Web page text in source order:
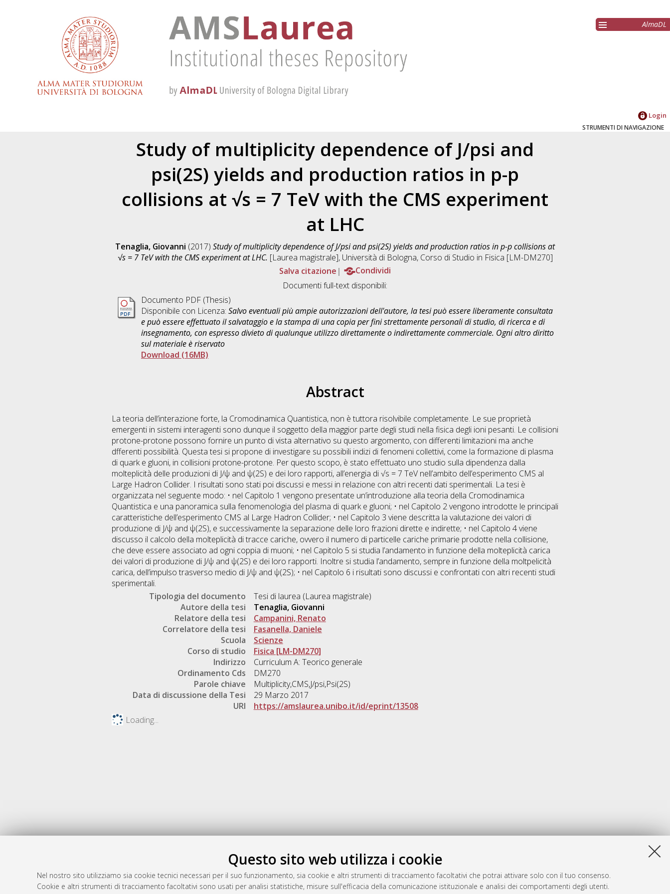
Questo sito web utilizza i cookie
Nel nostro sito utilizziamo sia cookie tecnici necessari per il suo funzionamento, sia cookie e altri strumenti di tracciamento facoltativi che potrai attivare solo con il tuo consenso.
Cookie e altri strumenti di tracciamento facoltativi sono usati per analisi statistiche, misure sull'efficacia della comunicazione istituzionale e analisi dei comportamenti degli utenti.
AlmaDL
Login
STRUMENTI DI NAVIGAZIONE
Study of multiplicity dependence of J/psi and
psi(2S) yields and production ratios in p-p
collisions at √s = 7 TeV with the CMS experiment
at LHC
Tenaglia, Giovanni (2017) Study of multiplicity dependence of J/psi and psi(2S) yields and production ratios in p-p collisions at
√s = 7 TeV with the CMS experiment at LHC. [Laurea magistrale], Università di Bologna, Corso di Studio in Fisica [LM-DM270]
Salva citazione
Condividi
Documenti full-text disponibili:
Documento PDF (Thesis)
Disponibile con Licenza: Salvo eventuali più ampie autorizzazioni dell'autore, la tesi può essere liberamente consultata
e può essere effettuato il salvataggio e la stampa di una copia per fini strettamente personali di studio, di ricerca e di
insegnamento, con espresso divieto di qualunque utilizzo direttamente o indirettamente commerciale. Ogni altro diritto
sul materiale è riservato
Download (16MB)
Abstract
La teoria dell’interazione forte, la Cromodinamica Quantistica, non è tuttora risolvibile completamente. Le sue proprietà
emergenti in sistemi interagenti sono dunque il soggetto della maggior parte degli studi nella fisica degli ioni pesanti. Le collisioni
protone-protone possono fornire un punto di vista alternativo su questo argomento, con differenti limitazioni ma anche
dfferenti possibilità. Questa tesi si propone di investigare su possibili indizi di fenomeni collettivi, come la formazione di plasma
di quark e gluoni, in collisioni protone-protone. Per questo scopo, è stato effettuato uno studio sulla dipendenza dalla
molteplicità delle produzioni di J/ψ and ψ(2S) e dei loro rapporti, all’energia di √s = 7 TeV nell’ambito dell’esperimento CMS al
Large Hadron Collider. I risultati sono stati poi discussi e messi in relazione con altri recenti dati sperimentali. La tesi è
organizzata nel seguente modo: • nel Capitolo 1 vengono presentate un’introduzione alla teoria della Cromodinamica
Quantistica e una panoramica sulla fenomenologia del plasma di quark e gluoni; • nel Capitolo 2 vengono introdotte le principali
caratteristiche dell’esperimento CMS al Large Hadron Collider; • nel Capitolo 3 viene descritta la valutazione dei valori di
produzione di J/ψ and ψ(2S), e successivamente la separazione delle loro frazioni dirette e indirette; • nel Capitolo 4 viene
discusso il calcolo della molteplicità di tracce cariche, ovvero il numero di particelle cariche primarie prodotte nella collisione,
che deve essere associato ad ogni coppia di muoni; • nel Capitolo 5 si studia l’andamento in funzione della molteplicità carica
dei valori di produzione di J/ψ and ψ(2S) e dei loro rapporti. Inoltre si studia l’andamento, sempre in funzione della moltpelicità
carica, dell’impulso trasverso medio di J/ψ and ψ(2S); • nel Capitolo 6 i risultati sono discussi e confrontati con altri recenti studi
sperimentali.
Tipologia del documento
Tesi di laurea (Laurea magistrale)
Autore della tesi
Tenaglia, Giovanni
Relatore della tesi
Campanini, Renato
Correlatore della tesi
Fasanella, Daniele
Scuola
Scienze
Corso di studio
Fisica [LM-DM270]
Indirizzo
Curriculum A: Teorico generale
Ordinamento Cds
DM270
Parole chiave
Multiplicity,CMS,J/psi,Psi(2S)
Data di discussione della Tesi
29 Marzo 2017
URI
https://amslaurea.unibo.it/id/eprint/13508
Loading...
Gestione del documento:
Atom AMS Laurea